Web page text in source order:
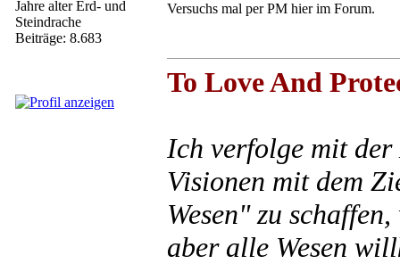
Jahre alter Erd- und
Steindrache
Beiträge: 8.683
Versuchs mal per PM hier im Forum.
To Love And
Ich verfolge mit
Visionen mit dem
Wesen" zu
aber alle Wesen